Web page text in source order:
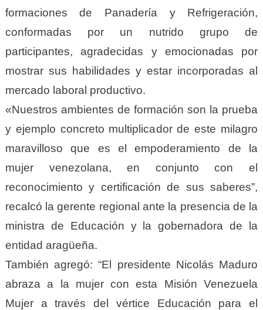
formaciones de Panadería y Refrigeración,
conformadas por un nutrido grupo de
participantes, agradecidas y emocionadas por
mostrar sus habilidades y estar incorporadas al
mercado laboral productivo.
«Nuestros ambientes de formación son la prueba
y ejemplo concreto multiplicador de este milagro
maravilloso que es el empoderamiento de la
mujer venezolana, en conjunto con el
reconocimiento y certificación de sus saberes”,
recalcó la gerente regional ante la presencia de la
ministra de Educación y la gobernadora de la
entidad aragüeña.
También agregó: “El presidente Nicolás Maduro
abraza a la mujer con esta Misión Venezuela
Mujer a través del vértice Educación para el